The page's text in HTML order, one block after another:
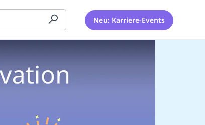
Neu: Karriere-Events